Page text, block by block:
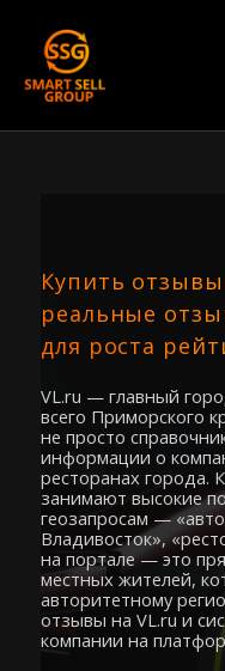
Купить отзывы
реальные
для роста
VL.ru — главный
всего Приморского
не просто
информации о
ресторанах города.
занимают высокие
геозапросам —
Владивосток»,
на портале — это
местных жителей,
авторитетному
отзывы на VL.ru и
компании на